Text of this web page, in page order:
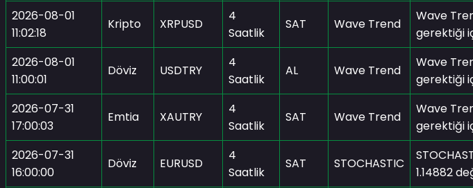
2026-08-01
11:02:18
Kripto XRPUSD
4
Saatlik
SAT Wave Trend
Wave
gerektiği
2026-08-01
11:00:01
Döviz USDTRY
4
Saatlik
AL Wave Trend
Wave
gerektiği
2026-07-31
17:00:03
Emtia XAUTRY
4
Saatlik
SAT Wave Trend
Wave
gerektiği
2026-07-31
16:00:00
Döviz EURUSD
4
Saatlik
SAT STOCHASTIC
1.14882